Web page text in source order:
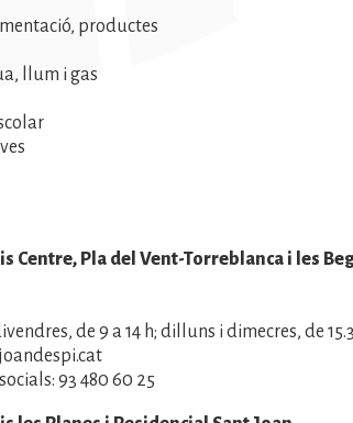
productes
llum i gas
Centre, Pla del Vent-Torreblanca i les
de 9 a 14 h; dilluns i dimecres, de
93 480 60 25